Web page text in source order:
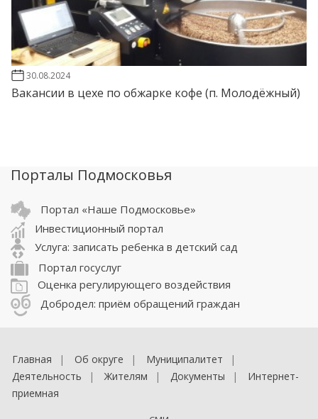
30.08.2024
Вакансии в цехе по обжарке кофе (п. Молодёжный)
Порталы Подмосковья
Портал «Наше Подмосковье»
Инвестиционный портал
Услуга: записать ребенка в детский сад
Портал госуслуг
Оценка регулирующего воздействия
Добродел: приём обращений граждан
Главная Об округе
Муниципалитет
Деятельность
Жителям Документы
Интернет-
приемная